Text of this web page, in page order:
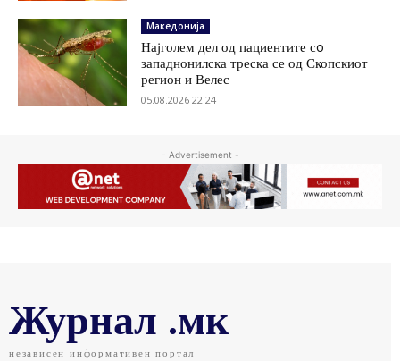
Македонија
Најголем дел од пациентите сo
западнонилска треска се од Скопскиот
регион и Велес
05.08.2026 22:24
- Advertisement -
Журнал .мк
независен информативен портал